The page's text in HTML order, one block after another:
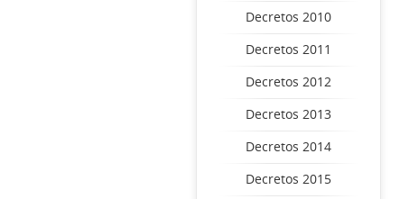
Decretos 2010
Decretos 2011
Decretos 2012
Decretos 2013
Decretos 2014
Decretos 2015